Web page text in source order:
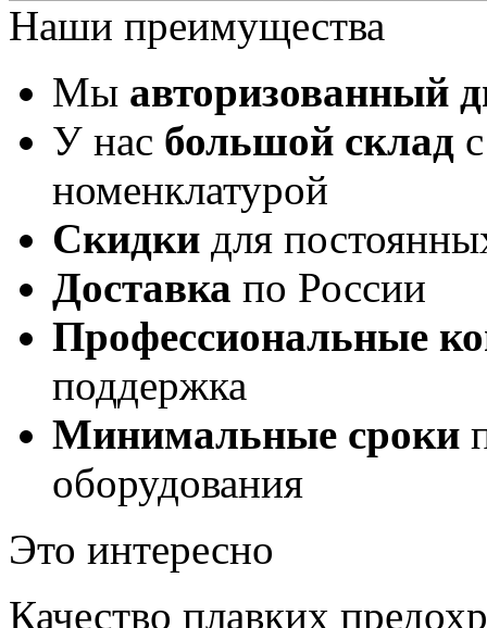
Наши преимущества
Мы авторизованный
У нас большой склад
номенклатурой
Скидки для
Доставка по России
Профессиональные
поддержка
Минимальные сроки
оборудования
Это интересно
Качество плавких